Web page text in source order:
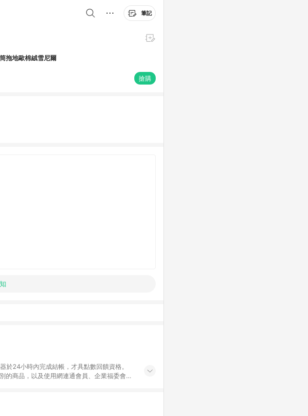
筆記
拖地歐棉絨雪尼爾
搶購
於24小時內完成結帳，才具點數回饋資格。
的商品，以及使用網連通會員、企業福委會員
物ETMall，將無法獲得點數回饋。 5. 點數回